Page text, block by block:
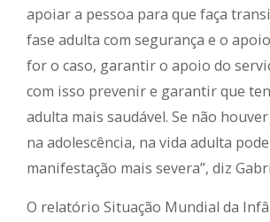
apoiar a pessoa para que faça
fase adulta com segurança e o
for o caso, garantir o apoio do
com isso prevenir e garantir que
adulta mais saudável. Se não
na adolescência, na vida adulta
manifestação mais severa”, diz
O relatório Situação Mundial da